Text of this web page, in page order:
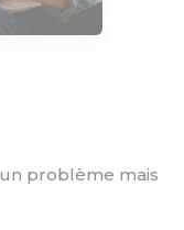
problème mais